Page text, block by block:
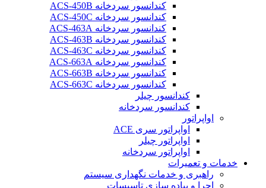
کندانسور سردخانه ACS-450B
کندانسور سردخانه ACS-450C
کندانسور سردخانه ACS-463A
کندانسور سردخانه ACS-463B
کندانسور سردخانه ACS-463C
کندانسور سردخانه ACS-663A
کندانسور سردخانه ACS-663B
کندانسور سردخانه ACS-663C
کندانسور چیلر
کندانسور سردخانه
اواپراتور
اواپراتور سری ACE
اواپراتور چیلر
اواپراتور سردخانه
خدمات و تعمیرات
راهبری و خدمات نگهداری سیستم
اجرا و پیاده سازی تاسیسات